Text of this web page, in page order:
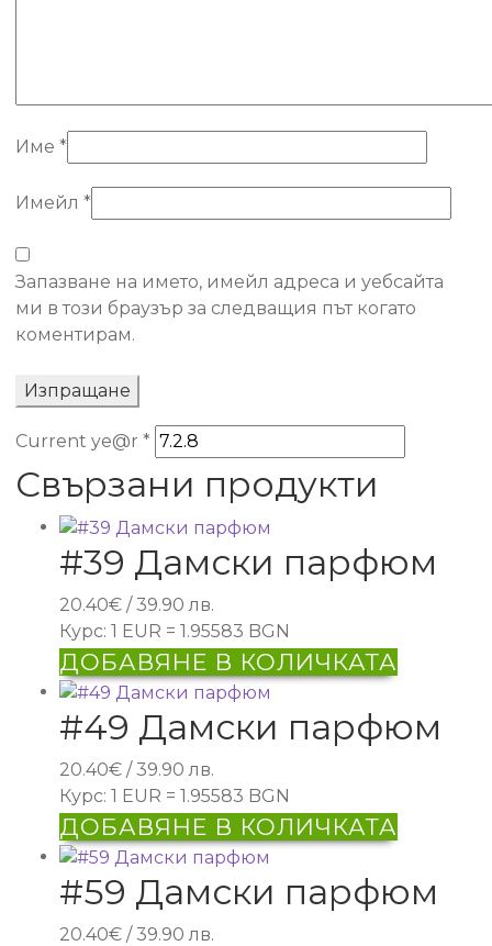
Име *
Имейл *
Запазване на името, имейл адреса и уебсайта
ми в този браузър за следващия път когато
коментирам.
Current ye@r *
Свързани продукти
#39 Дамски парфюм
20.40€ / 39.90 лв.
Курс: 1 EUR = 1.95583 BGN
ДОБАВЯНЕ В КОЛИЧКАТА
#49 Дамски парфюм
20.40€ / 39.90 лв.
Курс: 1 EUR = 1.95583 BGN
ДОБАВЯНЕ В КОЛИЧКАТА
#59 Дамски парфюм
20.40€ / 39.90 лв.